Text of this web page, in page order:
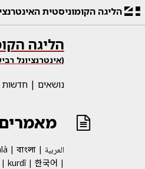
הליגה הקומוניסטית
הליגה
(אינטרנציונל
נושאים חדשות
العربية বাংলা
한국어
kurdî